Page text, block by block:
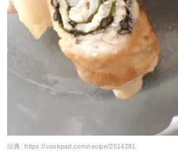
出典: https://cookpad.com/recipe/2514281